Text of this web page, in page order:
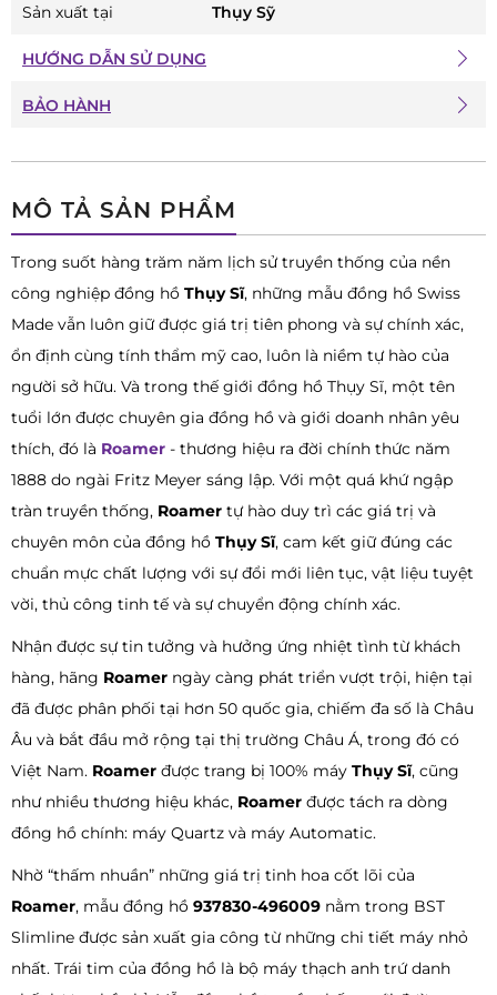
MÔ TẢ SẢN PHẨM
Trong suốt hàng trăm năm lịch sử truyền thống của nền
công nghiệp đồng hồ Thụy Sĩ, những mẫu đồng hồ Swiss
Made vẫn luôn giữ được giá trị tiên phong và sự chính xác,
ổn định cùng tính thẩm mỹ cao, luôn là niềm tự hào của
người sở hữu. Và trong thế giới đồng hồ Thụy Sĩ, một tên
tuổi lớn được chuyên gia đồng hồ và giới doanh nhân yêu
thích, đó là Roamer - thương hiệu ra đời chính thức năm
1888 do ngài Fritz Meyer sáng lập. Với một quá khứ ngập
tràn truyền thống, Roamer tự hào duy trì các giá trị và
chuyên môn của đồng hồ Thụy Sĩ, cam kết giữ đúng các
chuẩn mực chất lượng với sự đổi mới liên tục, vật liệu tuyệt
vời, thủ công tinh tế và sự chuyển động chính xác.
Nhận được sự tin tưởng và hưởng ứng nhiệt tình từ khách
hàng, hãng Roamer ngày càng phát triển vượt trội, hiện tại
đã được phân phối tại hơn 50 quốc gia, chiếm đa số là Châu
Âu và bắt đầu mở rộng tại thị trường Châu Á, trong đó có
Việt Nam. Roamer được trang bị 100% máy Thụy Sĩ, cũng
như nhiều thương hiệu khác, Roamer được tách ra dòng
đồng hồ chính: máy Quartz và máy Automatic.
Nhờ “thấm nhuần” những giá trị tinh hoa cốt lõi của
Roamer, mẫu đồng hồ 937830-496009 nằm trong BST
Slimline được sản xuất gia công từ những chi tiết máy nhỏ
nhất. Trái tim của đồng hồ là bộ máy thạch anh trứ danh
Sản xuất tại Thụy Sỹ
HƯỚNG DẪN SỬ DỤNG
BẢO HÀNH